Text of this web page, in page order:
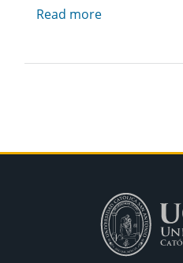
Read more